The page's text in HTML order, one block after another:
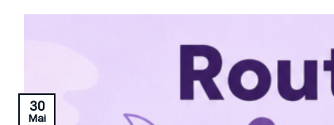
30
Mai